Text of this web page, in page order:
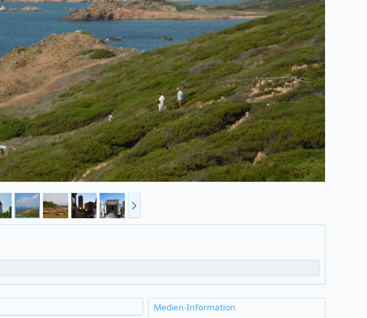
Medien-Information